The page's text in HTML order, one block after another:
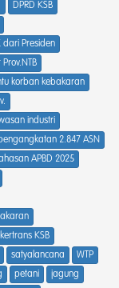
DPRD KSB
dari Presiden
korban kebakaran
industri
2.847 ASN
APBD 2025
KSB
satyalancana
WTP
petani
jagung